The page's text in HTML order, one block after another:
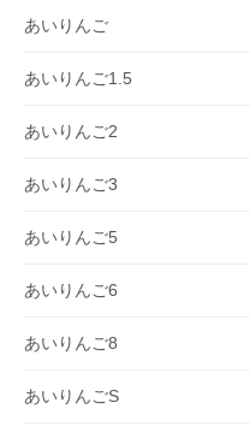
あいりんご
あいりんご1.5
あいりんご2
あいりんご3
あいりんご5
あいりんご6
あいりんご8
あいりんごS